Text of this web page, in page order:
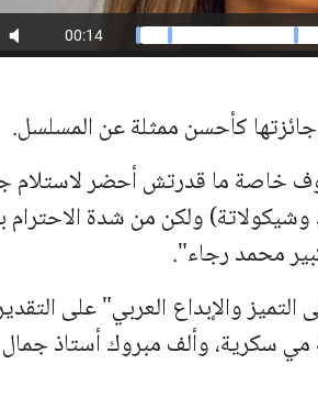
كأحسن ممثلة عن المسلسل.
خاصة ما قدرتش أحضر لاستلام
مسلسل في 2025 (ورد وشيكولاتة) ولكن من شدة
محمد رجاء".
والإبداع العربي" على
مي سكرية، وألف مبروك أستاذ